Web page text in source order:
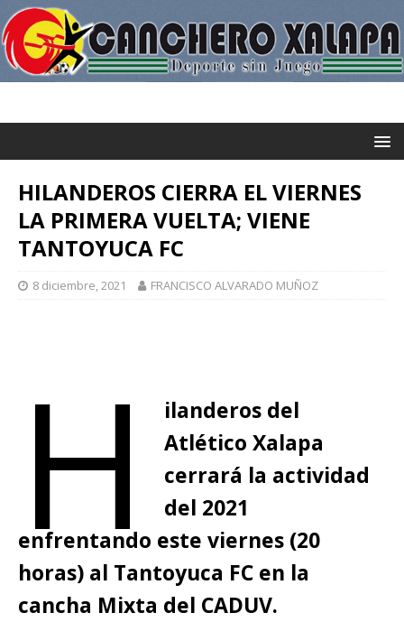
HILANDEROS CIERRA EL VIERNES
LA PRIMERA VUELTA; VIENE
TANTOYUCA FC
8 diciembre, 2021 FRANCISCO ALVARADO MUÑOZ
H
ilanderos del
Atlético Xalapa
cerrará la actividad
del 2021
enfrentando este viernes (20
horas) al Tantoyuca FC en la
cancha Mixta del CADUV.